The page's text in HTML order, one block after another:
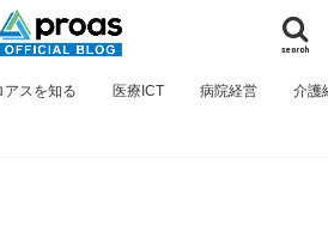
search
アスを知る 医療ICT 病院経営 介護